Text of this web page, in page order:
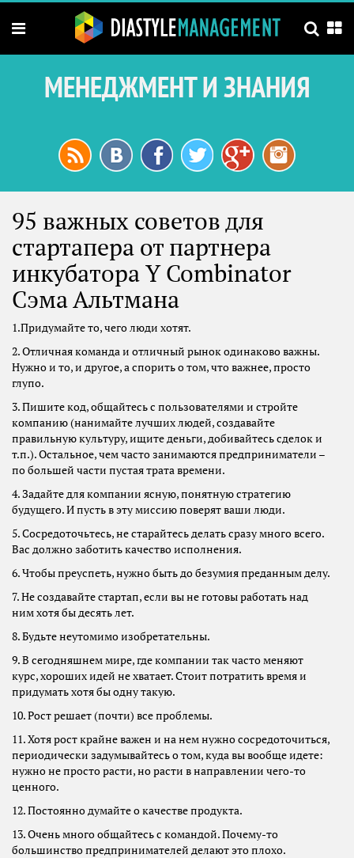
МЕНЕДЖМЕНТ И ЗНАНИЯ
95 важных советов для
стартапера от партнера
инкубатора Y Combinator
Сэма Альтмана
1.Придумайте то, чего люди хотят.
2. Отличная команда и отличный рынок одинаково важны.
Нужно и то, и другое, а спорить о том, что важнее, просто
глупо.
3. Пишите код, общайтесь с пользователями и стройте
компанию (нанимайте лучших людей, создавайте
правильную культуру, ищите деньги, добивайтесь сделок и
т.п.). Остальное, чем часто занимаются предприниматели –
по большей части пустая трата времени.
4. Задайте для компании ясную, понятную стратегию
будущего. И пусть в эту миссию поверят ваши люди.
5. Сосредоточьтесь, не старайтесь делать сразу много всего.
Вас должно заботить качество исполнения.
6. Чтобы преуспеть, нужно быть до безумия преданным делу.
7. Не создавайте стартап, если вы не готовы работать над
ним хотя бы десять лет.
8. Будьте неутомимо изобретательны.
9. В сегодняшнем мире, где компании так часто меняют
курс, хороших идей не хватает. Стоит потратить время и
придумать хотя бы одну такую.
10. Рост решает (почти) все проблемы.
11. Хотя рост крайне важен и на нем нужно сосредоточиться,
периодически задумывайтесь о том, куда вы вообще идете:
нужно не просто расти, но расти в направлении чего-то
ценного.
12. Постоянно думайте о качестве продукта.
13. Очень много общайтесь с командой. Почему-то
большинство предпринимателей делают это плохо.